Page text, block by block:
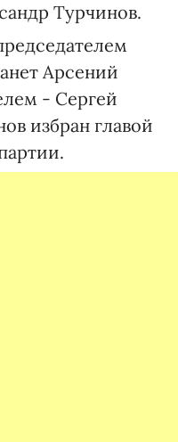
Турчинов.
Арсений
- Сергей
избран главой